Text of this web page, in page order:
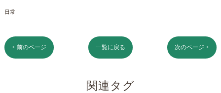
日常
< 前のページ 一覧に戻る 次のページ >
関連タグ